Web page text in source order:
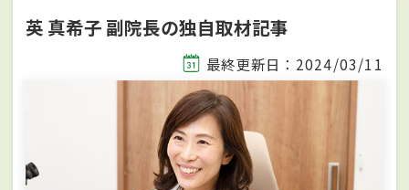
英 真希子 副院長の独自取材記事
最終更新日：2024/03/11